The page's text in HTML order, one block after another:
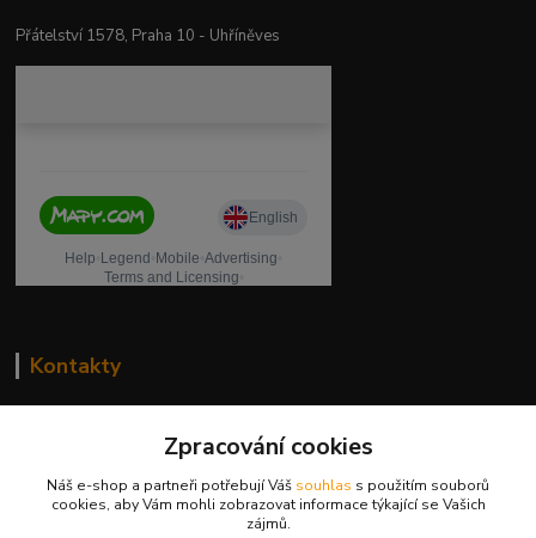
Přátelství 1578, Praha 10 - Uhříněves
Kontakty
739 001 068
PO - PÁ 8 - 17 hod.(mimo státní svátky)
Zpracování cookies
Náš e-shop a partneři potřebují Váš souhlas s použitím souborů
cookies, aby Vám mohli zobrazovat informace týkající se Vašich
zájmů.